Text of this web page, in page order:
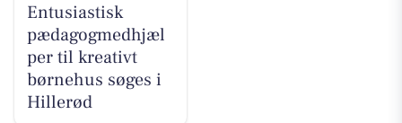
Entusiastisk
pædagogmedhjæl
per til kreativt
børnehus søges i
Hillerød